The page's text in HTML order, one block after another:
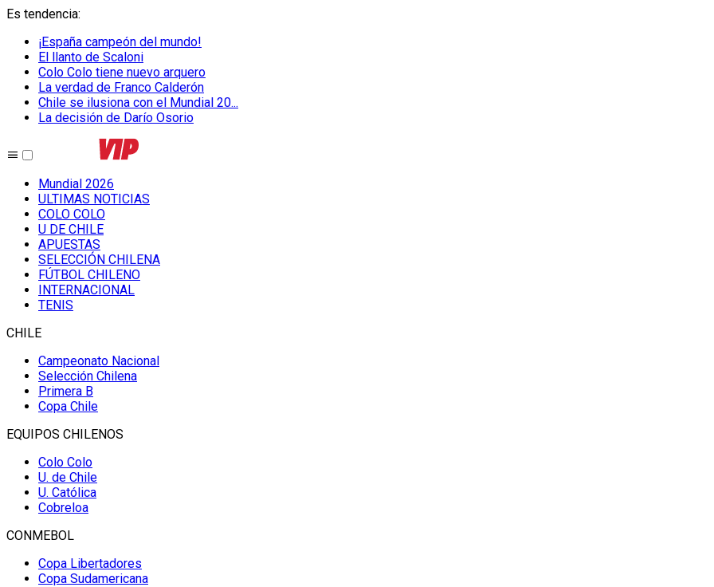
Es tendencia:
¡España campeón del mundo!
El llanto de Scaloni
Colo Colo tiene nuevo arquero
La verdad de Franco Calderón
Chile se ilusiona con el Mundial 20...
La decisión de Darío Osorio
Mundial 2026
ULTIMAS NOTICIAS
COLO COLO
U DE CHILE
APUESTAS
SELECCIÓN CHILENA
FÚTBOL CHILENO
INTERNACIONAL
TENIS
CHILE
Campeonato Nacional
Selección Chilena
Primera B
Copa Chile
EQUIPOS CHILENOS
Colo Colo
U. de Chile
U. Católica
Cobreloa
CONMEBOL
Copa Libertadores
Copa Sudamericana